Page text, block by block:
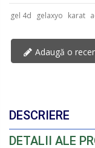
gel 4d gelaxyo karat
Adaugă o
DESCRIERE
DETALII ALE